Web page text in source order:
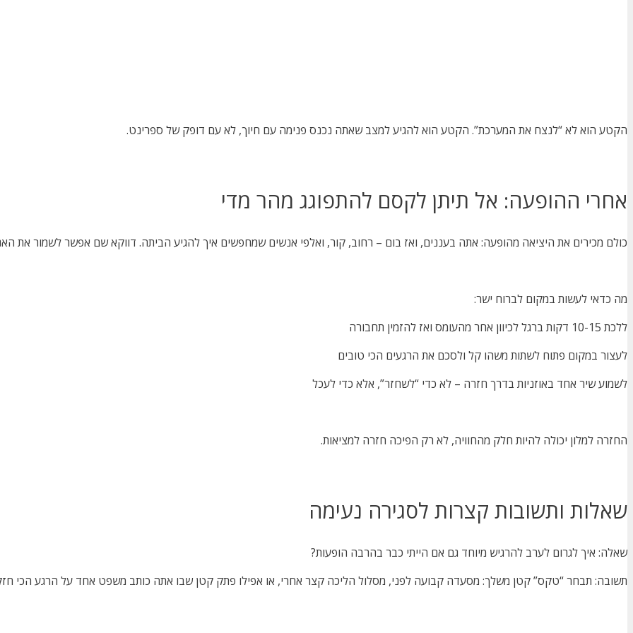
הקטע הוא לא “לנצח את המערכת”. הקטע הוא להגיע למצב שאתה נכנס פנימה עם חיוך, לא עם דופק של ספרינט.
אחרי ההופעה: אל תיתן לקסם להתפוגג מהר מדי
כולם מכירים את היציאה מהופעה: אתה בעננים, ואז בום – רחוב, קור, ואלפי אנשים שמחפשים איך להגיע הביתה. דווקא שם אפשר לשמור את
מה כדאי לעשות במקום לברוח ישר:
ללכת 10-15 דקות ברגל לכיוון אחר מהעומס ואז להזמין תחבורה
לעצור במקום פתוח לשתות משהו קל ולסכם את הרגעים הכי טובים
לשמוע שיר אחד באוזניות בדרך חזרה – לא כדי “לשחזר”, אלא כדי לעכל
החזרה למלון יכולה להיות חלק מהחוויה, לא רק הפיכה חזרה למציאות.
שאלות ותשובות קצרות לסגירה נעימה
שאלה: איך לגרום לערב להרגיש מיוחד גם אם הייתי כבר בהרבה הופעות?
תשובה: תבחר “טקס” קטן משלך: מסעדה קבועה לפני, מסלול הליכה קצר אחרי, או אפילו פתק קטן שבו אתה כותב משפט אחד על הרגע הכי חזק.